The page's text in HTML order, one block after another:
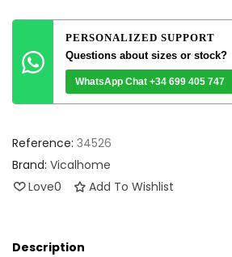
PERSONALIZED SUPPORT
Questions about sizes or stock?
WhatsApp Chat +34 699 405 747
Reference: 34526
Brand: Vicalhome
Love0 Add To Wishlist
Description